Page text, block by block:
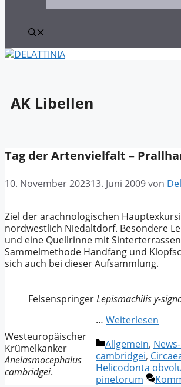
AK Libellen
Tag der Artenvielfalt –
10. November 202313. Juni 2009von
Ziel der arachnologischen
nordwestlich Niedaltdorf. Besondere
und eine Quellrinne mit
Sammelmethode Handfang und
sich auch bei dieser Aufsammlung.
FelsenspringerLepismachilis y-
Westeuropäischer
Krümelkanker
Anelasmocephalus
cambridgei.
… Weiterlesen
Kategorien
Allgemein,
cambridgei,
Helicodonta
pinetorum